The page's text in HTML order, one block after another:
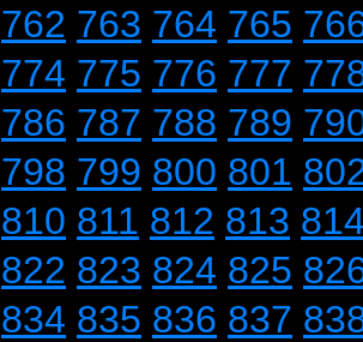
762 763 764 765
774 775 776 777
786 787 788 789
798 799 800 801
810 811 812 813
822 823 824 825
834 835 836 837